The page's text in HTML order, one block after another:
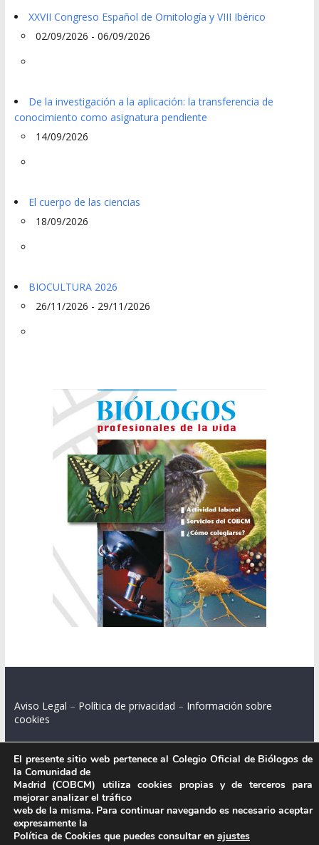
XXVII Congreso Español de Ornitología y VIII Ibérico
02/09/2026 - 06/09/2026
De la investigación a la aplicación: la transferencia de
conocimiento como asignatura pendiente
14/09/2026
El cuerpo de las ciencias
18/09/2026
BIOCULTURA 2026
26/11/2026 - 29/11/2026
Aviso Legal – Política de privacidad – Información sobre
cookies
Colegio Oficial de Biólogos de la Comunidad de Madrid.
C/ Santa Engracia 108, 2º int.izq. 28003 Madrid.
El presente sitio web pertenece al Colegio Oficial de Biólogos de
la Comunidad de
Madrid (COBCM) utiliza cookies propias y de terceros para
mejorar analizar el tráfico
web de la misma. Para continuar navegando es necesario aceptar
expresamente la
Política de Cookies que puedes consultar en ajustes